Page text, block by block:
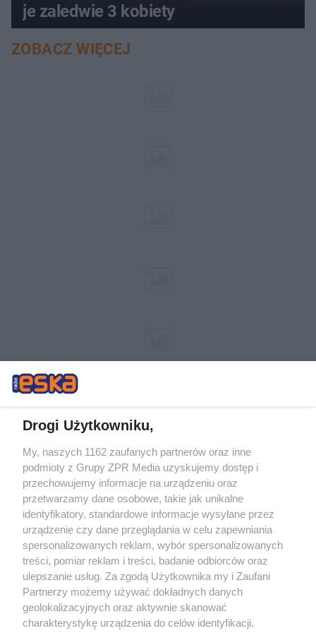
je zaledwie 3 kobiety
ZOBACZ WIĘCEJ
Żaden utwór zamieszczony w serwisie nie może być powielany i
rozpowszechniany lub dalej rozpowszechniany w jakikolwiek sposób (w
tym także elektroniczny lub mechaniczny) na jakimkolwiek polu
eksploatacji w jakiejkolwiek formie, włącznie z umieszczaniem w
Internecie bez pisemnej zgody właściciela praw. Jakiekolwiek użycie lub
wykorzystanie utworów w całości lub w części z naruszeniem prawa,
tzn. bez właściwej zgody, jest zabronione pod groźbą kary i może być
ścigane prawnie.
Drogi Użytkowniku,
My, naszych 1162 zaufanych partnerów oraz inne
podmioty z Grupy ZPR Media uzyskujemy dostęp i
przechowujemy informacje na urządzeniu oraz
przetwarzamy dane osobowe, takie jak unikalne
identyfikatory, standardowe informacje wysyłane przez
urządzenie czy dane przeglądania w celu zapewniania
spersonalizowanych reklam, wybór spersonalizowanych
treści, pomiar reklam i treści, badanie odbiorców oraz
ulepszanie usług. Za zgodą Użytkownika my i Zaufani
Partnerzy możemy używać dokładnych danych
geolokalizacyjnych oraz aktywnie skanować
charakterystykę urządzenia do celów identyfikacji.